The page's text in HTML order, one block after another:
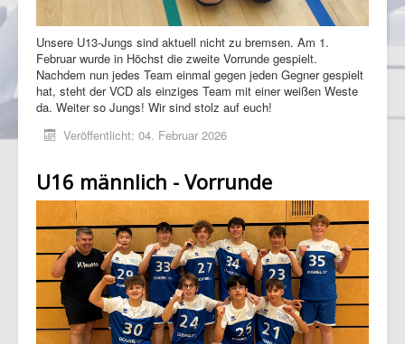
Unsere U13-Jungs sind aktuell nicht zu bremsen. Am 1.
Februar wurde in Höchst die zweite Vorrunde gespielt.
Nachdem nun jedes Team einmal gegen jeden Gegner gespielt
hat, steht der VCD als einziges Team mit einer weißen Weste
da. Weiter so Jungs! Wir sind stolz auf euch!
Veröffentlicht: 04. Februar 2026
U16 männlich - Vorrunde